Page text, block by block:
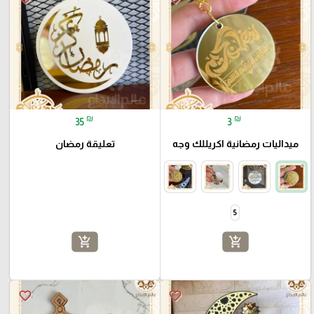
3 ₪
ميداليات رمضانية اكريللك وجه
5
add_shopping_cart
35 ₪
تعليقة رمضان
add_shopping_cart
favorite_border
favorite_border